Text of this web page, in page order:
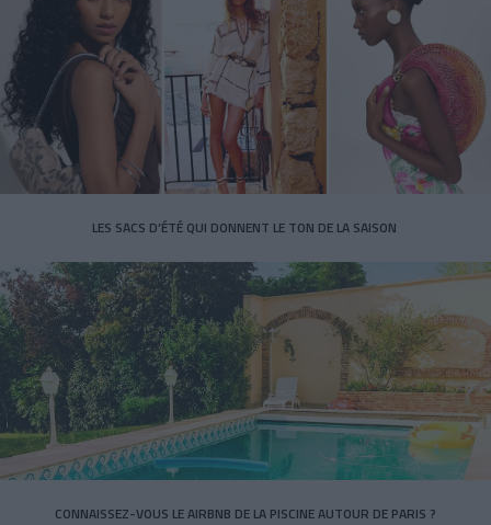
LES SACS D’ÉTÉ QUI DONNENT LE TON DE LA SAISON
CONNAISSEZ-VOUS LE AIRBNB DE LA PISCINE AUTOUR DE PARIS ?